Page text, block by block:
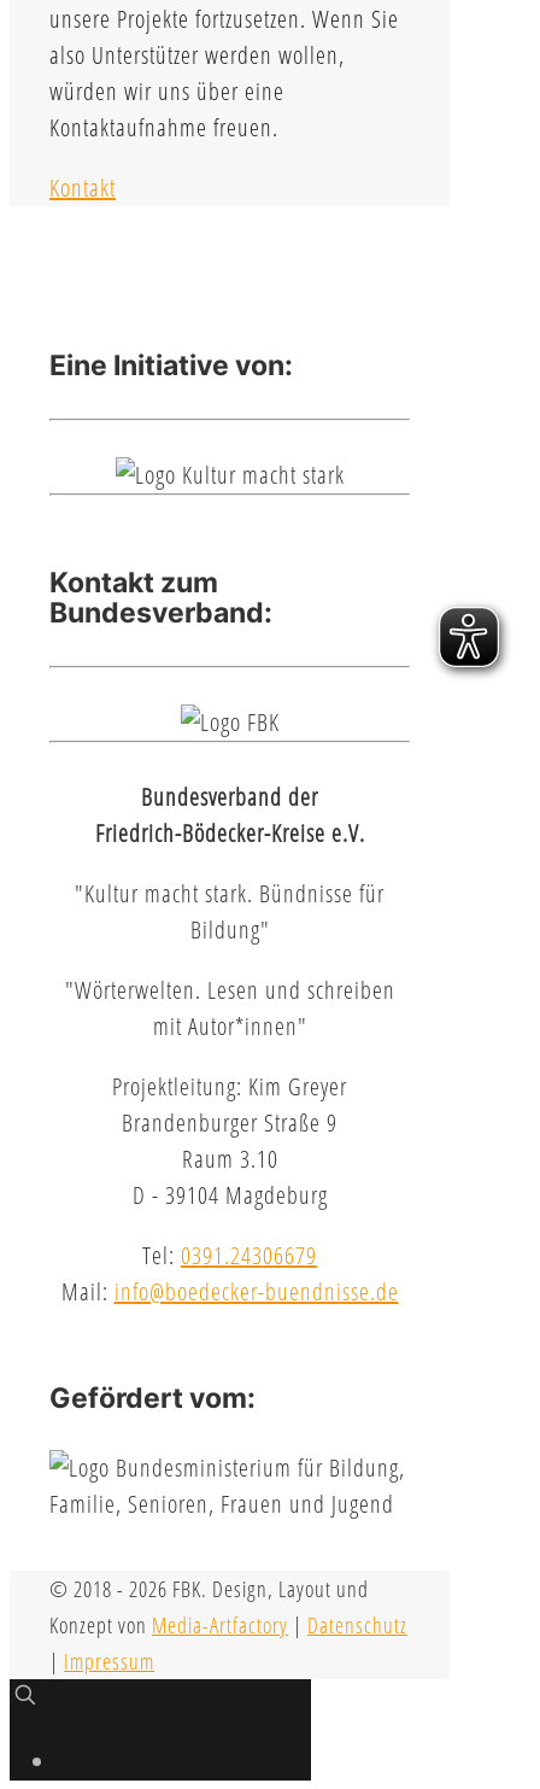
unsere Projekte fortzusetzen. Wenn Sie
also Unterstützer werden wollen,
würden wir uns über eine
Kontaktaufnahme freuen.
Kontakt
Eine Initiative von:
Kontakt zum
Bundesverband:
Bundesverband der
Friedrich-Bödecker-Kreise e.V.
"Kultur macht stark. Bündnisse für
Bildung"
"Wörterwelten. Lesen und schreiben
mit Autor*innen"
Projektleitung: Kim Greyer
Brandenburger Straße 9
Raum 3.10
D - 39104 Magdeburg
Tel: 0391.24306679
Mail: info@boedecker-buendnisse.de
Gefördert vom:
© 2018 - 2026 FBK. Design, Layout und
Konzept von Media-Artfactory | Datenschutz
| Impressum